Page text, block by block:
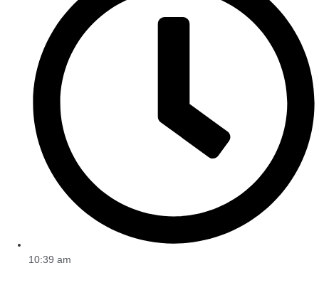
10:39 am